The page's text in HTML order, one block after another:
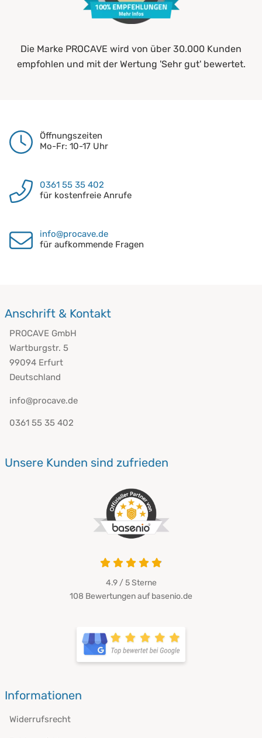
Die Marke PROCAVE wird von über 30.000 Kunden
empfohlen und mit der Wertung 'Sehr gut' bewertet.
Öffnungszeiten
Mo-Fr: 10-17 Uhr
0361 55 35 402
für kostenfreie Anrufe
info@procave.de
für aufkommende Fragen
Anschrift & Kontakt
PROCAVE GmbH
Wartburgstr. 5
99094 Erfurt
Deutschland
info@procave.de
0361 55 35 402
Unsere Kunden sind zufrieden
4.9 von 5
4.9 / 5Sterne
108 Bewertungen auf basenio.de
öffnet in neuem Fenster
Informationen
Widerrufsrecht